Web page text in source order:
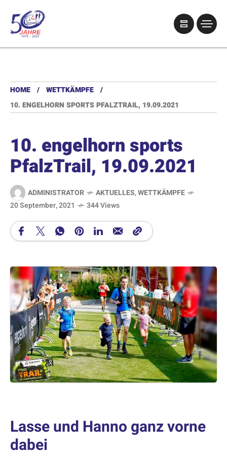
HOME
WETTKÄMPFE
10. ENGELHORN SPORTS PFALZTRAIL, 19.09.2021
10. engelhorn sports
PfalzTrail, 19.09.2021
ADMINISTRATOR AKTUELLES,WETTKÄMPFE
20 September, 2021
344 Views
Lasse und Hanno ganz vorne
dabei